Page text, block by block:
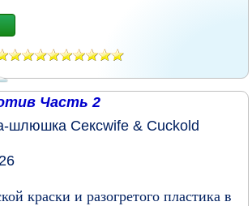
Часть 2
шлюшка Сексwife & Cuckold
краски и разогретого пластика в